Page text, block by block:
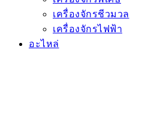
เครื่องจักรชีวมวล
เครื่องจักรไฟฟ้า
อะไหล่